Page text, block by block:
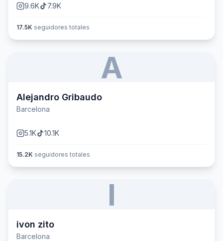
9.6K 7.9K
17.5K seguidores totales
A
Alejandro Gribaudo
Barcelona
5.1K 10.1K
15.2K seguidores totales
I
ivon zito
Barcelona